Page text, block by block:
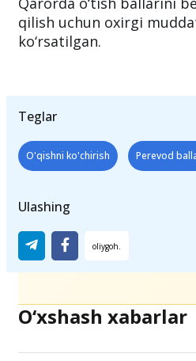
axborot vositalarida
Teglar
O'qishni ko'chirish
Ulashing